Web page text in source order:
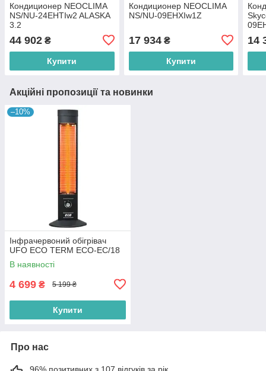
Кондиционер NEOCLIMA
NS/NU-24EHTIw2 ALASKA
3.2
44 902 ₴
Купити
Кондиционер NEOCLIMA
NS/NU-09EHXIw1Z
17 934₴
Купити
14
Акційні пропозиції та новинки
–10%
Інфрачервоний обігрівач
UFO ECO TERM ECO-EC/18
В наявності
4 699 ₴ 5 199 ₴
Купити
Про нас